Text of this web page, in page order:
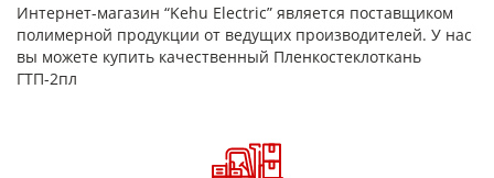
Интернет-магазин “Kehu Electric” является поставщиком
полимерной продукции от ведущих производителей. У нас
вы можете купить качественный Пленкостеклоткань
ГТП-2пл